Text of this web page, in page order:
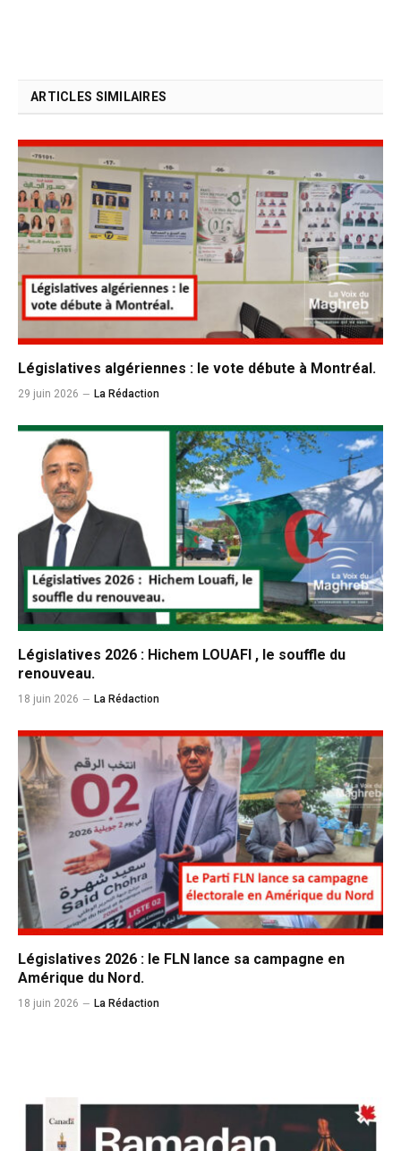
ARTICLES SIMILAIRES
Législatives algériennes : le vote débute à Montréal.
29 juin 2026 La Rédaction
Législatives 2026 : Hichem LOUAFI , le souffle du
renouveau.
18 juin 2026 La Rédaction
Législatives 2026 : le FLN lance sa campagne en
Amérique du Nord.
18 juin 2026 La Rédaction